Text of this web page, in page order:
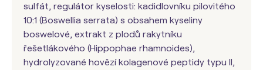
sulfát, regulátor kyselosti: kadidlovníku pilovitého
10:1 (Boswellia serrata) s obsahem kyseliny
boswelové, extrakt z plodů rakytníku
řešetlákového (Hippophae rhamnoides),
hydrolyzované hovězí kolagenové peptidy typu II,